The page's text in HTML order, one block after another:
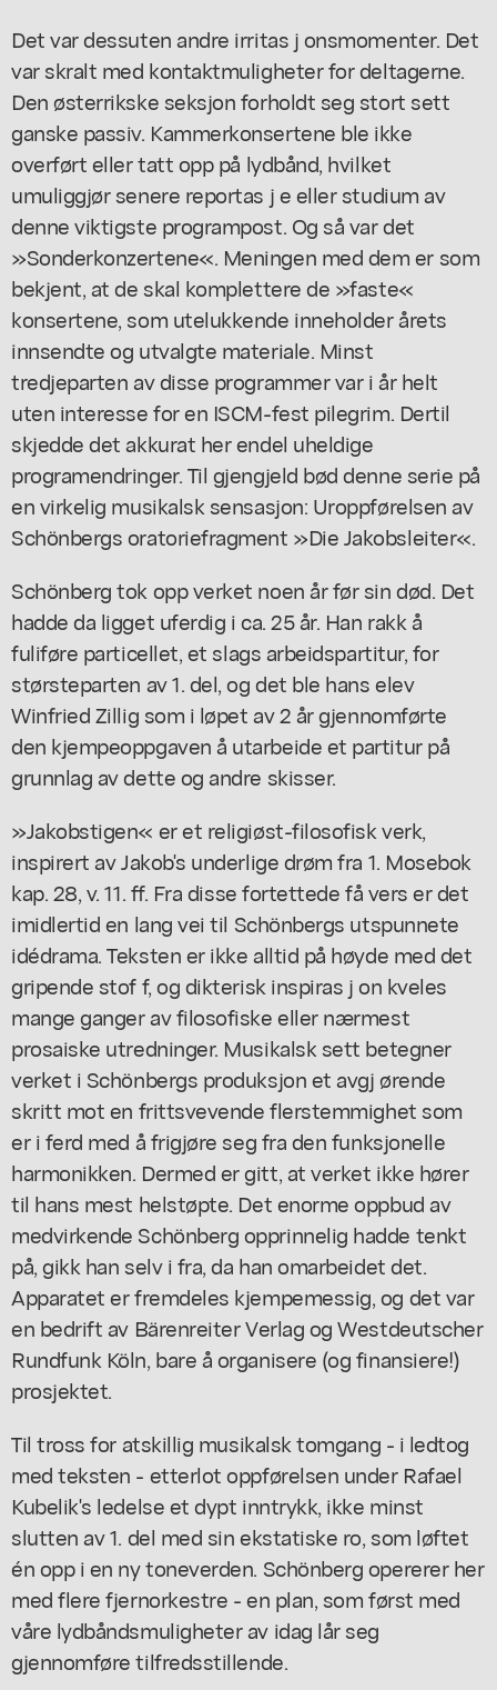
Det var dessuten andre irritas j onsmomenter. Det
var skralt med kontaktmuligheter for deltagerne.
Den østerrikske seksjon forholdt seg stort sett
ganske passiv. Kammerkonsertene ble ikke
overført eller tatt opp på lydbånd, hvilket
umuliggjør senere reportas j e eller studium av
denne viktigste programpost. Og så var det
»Sonderkonzertene«. Meningen med dem er som
bekjent, at de skal komplettere de »faste«
konsertene, som utelukkende inneholder årets
innsendte og utvalgte materiale. Minst
tredjeparten av disse programmer var i år helt
uten interesse for en ISCM-fest pilegrim. Dertil
skjedde det akkurat her endel uheldige
programendringer. Til gjengjeld bød denne serie på
en virkelig musikalsk sensasjon: Uroppførelsen av
Schönbergs oratoriefragment »Die Jakobsleiter«.
Schönberg tok opp verket noen år før sin død. Det
hadde da ligget uferdig i ca. 25 år. Han rakk å
fuliføre particellet, et slags arbeidspartitur, for
størsteparten av 1. del, og det ble hans elev
Winfried Zillig som i løpet av 2 år gjennomførte
den kjempeoppgaven å utarbeide et partitur på
grunnlag av dette og andre skisser.
»Jakobstigen« er et religiøst-filosofisk verk,
inspirert av Jakob's underlige drøm fra 1. Mosebok
kap. 28, v. 11. ff. Fra disse fortettede få vers er det
imidlertid en lang vei til Schönbergs utspunnete
idédrama. Teksten er ikke alltid på høyde med det
gripende stof f, og dikterisk inspiras j on kveles
mange ganger av filosofiske eller nærmest
prosaiske utredninger. Musikalsk sett betegner
verket i Schönbergs produksjon et avgj ørende
skritt mot en frittsvevende flerstemmighet som
er i ferd med å frigjøre seg fra den funksjonelle
harmonikken. Dermed er gitt, at verket ikke hører
til hans mest helstøpte. Det enorme oppbud av
medvirkende Schönberg opprinnelig hadde tenkt
på, gikk han selv i fra, da han omarbeidet det.
Apparatet er fremdeles kjempemessig, og det var
en bedrift av Bärenreiter Verlag og Westdeutscher
Rundfunk Köln, bare å organisere (og finansiere!)
prosjektet.
Til tross for atskillig musikalsk tomgang - i ledtog
med teksten - etterlot oppførelsen under Rafael
Kubelik's ledelse et dypt inntrykk, ikke minst
slutten av 1. del med sin ekstatiske ro, som løftet
én opp i en ny toneverden. Schönberg opererer her
med flere fjernorkestre - en plan, som først med
våre lydbåndsmuligheter av idag lår seg
gjennomføre tilfredsstillende.